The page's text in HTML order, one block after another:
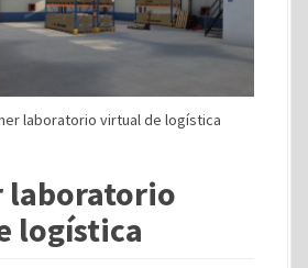
laboratorio virtual de logística
laboratorio
logística